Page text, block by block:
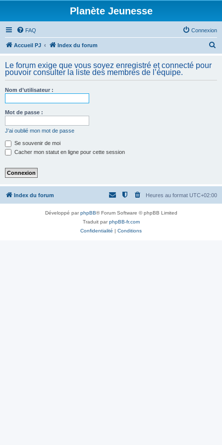
Planète Jeunesse
FAQ Connexion
Accueil PJ Index du forum
h
Le forum exige que vous soyez enregistré et connecté pour
pouvoir consulter la liste des membres de l’équipe.
Nom d’utilisateur :
Mot de passe :
J’ai oublié mon mot de passe
Se souvenir de moi
Cacher mon statut en ligne pour cette session
Index du forum Heures au format UTC+02:00
Développé parphpBB® Forum Software © phpBB Limited
Traduit parphpBB-fr.com
Confidentialité | Conditions